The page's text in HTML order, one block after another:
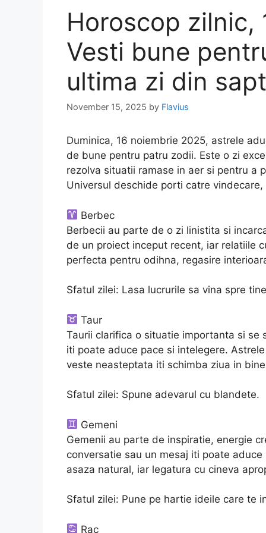
Horoscop zilnic,
Vesti bune
ultima zi din
November 15, 2025 by Flavius
Duminica, 16 noiembrie 2025, astrele
de bune pentru patru zodii. Este o zi
rezolva situatii ramase in aer si pentru a
Universul deschide porti catre
Berbec
Berbecii au parte de o zi linistita si
de un proiect inceput recent, iar relatiile
perfecta pentru odihna, regasire
Sfatul zilei: Lasa lucrurile sa vina spre
Taur
Taurii clarifica o situatie importanta si se
iti poate aduce pace si intelegere.
veste neasteptata iti schimba ziua in
Sfatul zilei: Spune adevarul cu blandete.
Gemeni
Gemenii au parte de inspiratie, energie
conversatie sau un mesaj iti poate
asaza natural, iar legatura cu cineva
Sfatul zilei: Pune pe hartie ideile care te
Rac